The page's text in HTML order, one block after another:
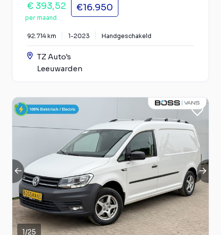
€ 393,52
per maand
€16.950
92.714 km 1-2023 Handgeschakeld
TZ Auto's
Leeuwarden
1/25